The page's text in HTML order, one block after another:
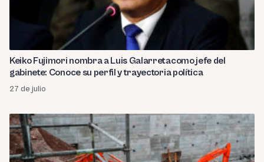
Keiko Fujimori nombra a Luis Galarretacomo jefe del
gabinete: Conoce su perfil y trayectoria política
27 de julio